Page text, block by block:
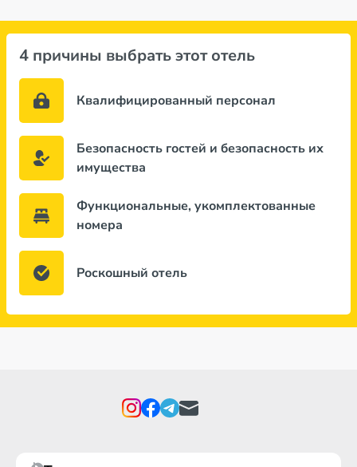
4 причины выбрать этот отель
Квалифицированный персонал
Безопасность гостей и безопасность их
имущества
Функциональные, укомплектованные
номера
Роскошный отель